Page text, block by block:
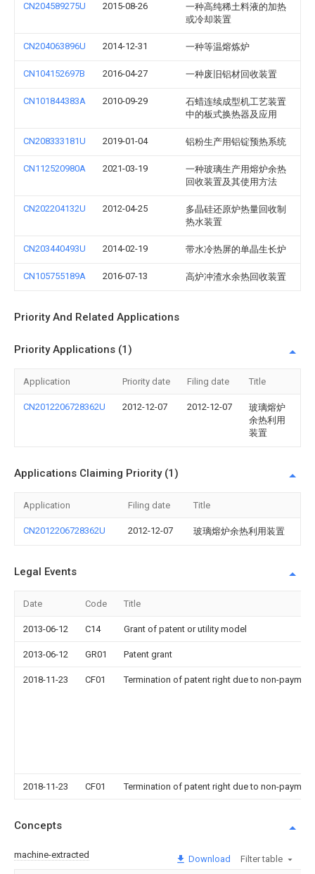
CN204589275U 2015-08-26
一种高纯稀土料液的加热
或冷却装置
CN204063896U 2014-12-31 一种等温熔炼炉
CN104152697B 2016-04-27 一种废旧铝材回收装置
CN101844383A 2010-09-29
石蜡连续成型机工艺装置
中的板式换热器及应用
CN208333181U 2019-01-04 铝粉生产用铝锭预热系统
CN112520980A 2021-03-19
一种玻璃生产用熔炉余热
回收装置及其使用方法
CN202204132U 2012-04-25
多晶硅还原炉热量回收制
热水装置
CN203440493U 2014-02-19 带水冷热屏的单晶生长炉
CN105755189A 2016-07-13 高炉冲渣水余热回收装置
Priority And Related Applications
Priority Applications (1)
Application Priority date Filing date Title
CN2012206728362U 2012-12-07 2012-12-07
玻璃熔炉
余热利用
装置
Applications Claiming Priority (1)
Application Filing date Title
CN2012206728362U 2012-12-07 玻璃熔炉余热利用装置
Legal Events
Date Code Title
2013-06-12 C14 Grant of patent or utility model
2013-06-12 GR01 Patent grant
2018-11-23 CF01 Termination of patent right due to non-
2018-11-23 CF01 Termination of patent right due to non-
Concepts
machine-extracted Download Filter table